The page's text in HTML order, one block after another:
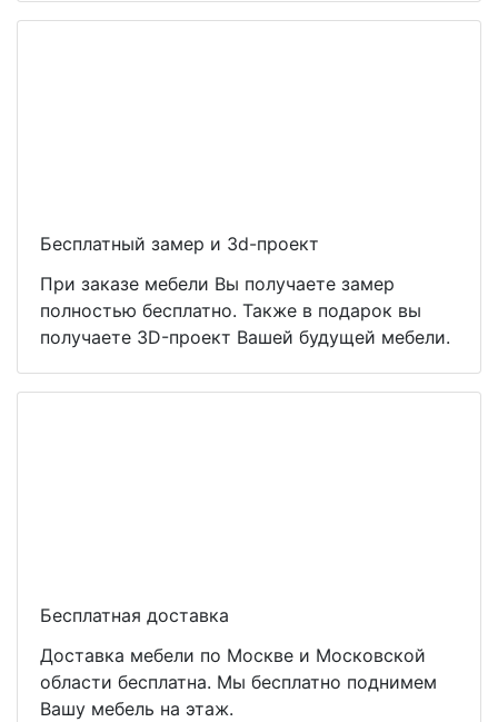
Бесплатный замер и 3d-проект
При заказе мебели Вы получаете замер
полностью бесплатно. Также в подарок вы
получаете 3D-проект Вашей будущей мебели.
Бесплатная доставка
Доставка мебели по Москве и Московской
области бесплатна. Мы бесплатно поднимем
Вашу мебель на этаж.